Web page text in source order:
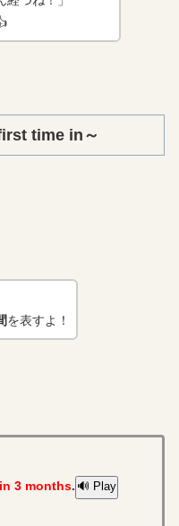
time in～
を表すよ！
3 months. 🔊 Play